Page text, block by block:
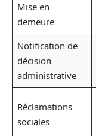
Mise en
demeure
Notification de
décision
administrative
Réclamations
sociales